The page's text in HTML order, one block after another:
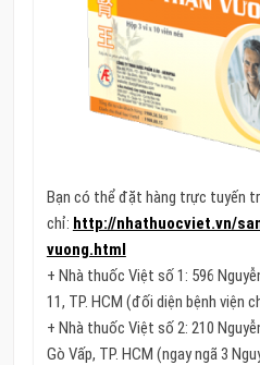
Bạn có thể đặt hàng trực tuyến
chỉ: http://nhathuocviet.vn/
vuong.html
+ Nhà thuốc Việt số 1: 596
11, TP. HCM (đối diện bệnh viện
+ Nhà thuốc Việt số 2: 210
Gò Vấp, TP. HCM (ngay ngã 3